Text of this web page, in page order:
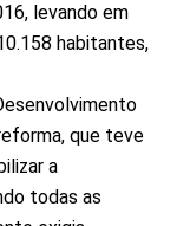
levando em
habitantes,
que teve
a
todas as